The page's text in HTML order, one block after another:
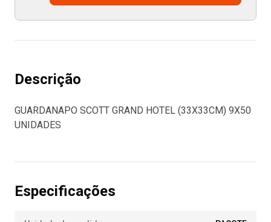
Descrição
GUARDANAPO SCOTT GRAND HOTEL (33X33CM) 9X50
UNIDADES
Especificações